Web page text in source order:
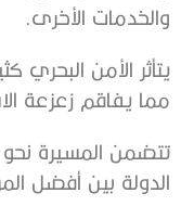
والخدمات الأخرى.
يتأثر الأمن البحري
مما يفاقم زعزعة
تتضمن المسيرة نحو
الدولة بين أفضل